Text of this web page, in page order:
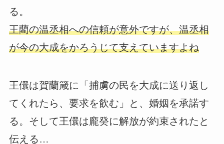
る。
王藺の温丞相への信頼が意外ですが、温丞相
が今の大成をかろうじて支えていますよね
王儇は賀蘭箴に「捕虜の民を大成に送り返し
てくれたら、要求を飲む」と、婚姻を承諾す
る。そして王儇は龐癸に解放が約束されたと
伝える…